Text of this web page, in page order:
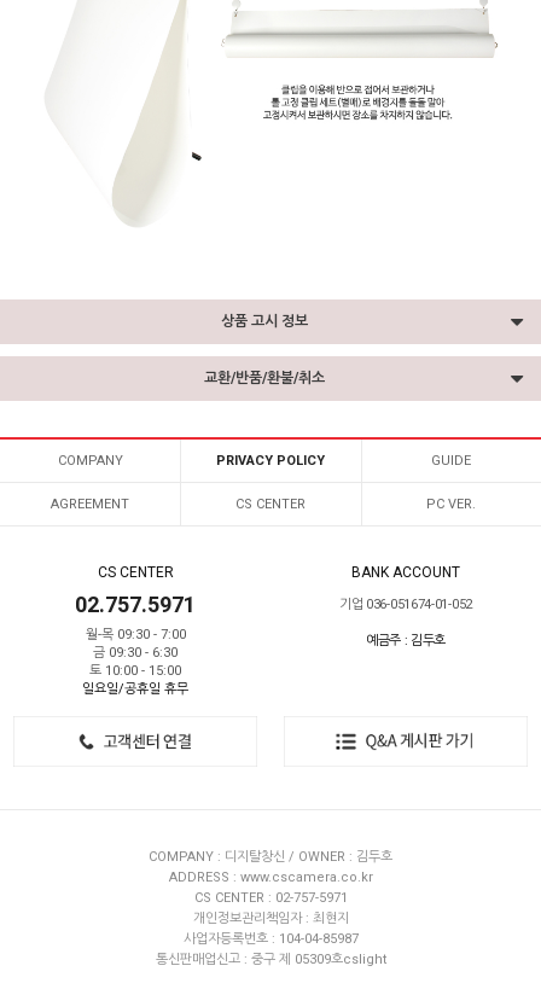
상품 고시 정보
교환/반품/환불/취소
COMPANY PRIVACY POLICY GUIDE
AGREEMENT CS CENTER PC VER.
CS CENTER
02.757.5971
월-목 09:30 - 7:00
금 09:30 - 6:30
토 10:00 - 15:00
일요일/공휴일 휴무
BANK ACCOUNT
기업 036-051674-01-052
예금주 : 김두호
COMPANY : 디지탈창신 / OWNER : 김두호
ADDRESS : www.cscamera.co.kr
CS CENTER : 02-757-5971
개인정보관리책임자 : 최현지
사업자등록번호 : 104-04-85987
통신판매업신고 : 중구 제 05309호cslight